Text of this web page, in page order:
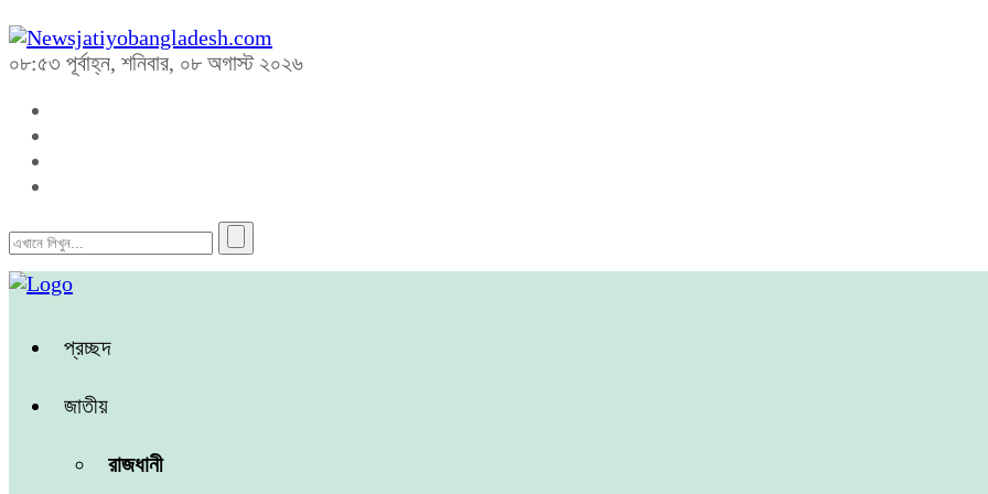
০৮:৫৩ পূর্বাহ্ন, শনিবার, ০৮ অগাস্ট ২০২৬
প্রচ্ছদ
জাতীয়
রাজধানী